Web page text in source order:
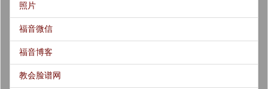
照片
福音微信
福音博客
教会脸谱网